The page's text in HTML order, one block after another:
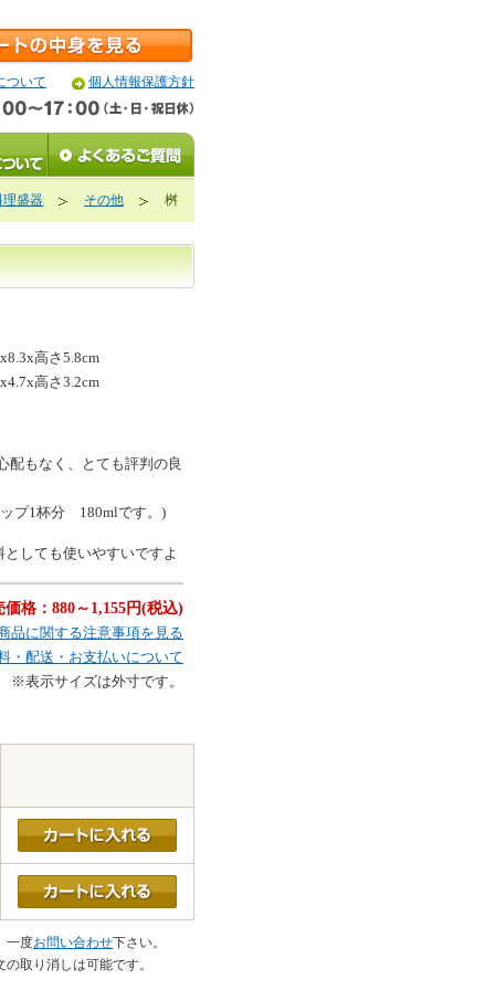
ついて 個人情報保護方針
理盛器 その他 桝
高さ5.8cm
高さ3.2cm
配もなく、とても評判の良
プ1杯分 180mlです。)
しても使いやすいですよ
価格：880～1,155円(税込)
品に関する注意事項を見る
・配送・お支払いについて
※表示サイズは外寸です。
一度お問い合わせ下さい。
取り消しは可能です。